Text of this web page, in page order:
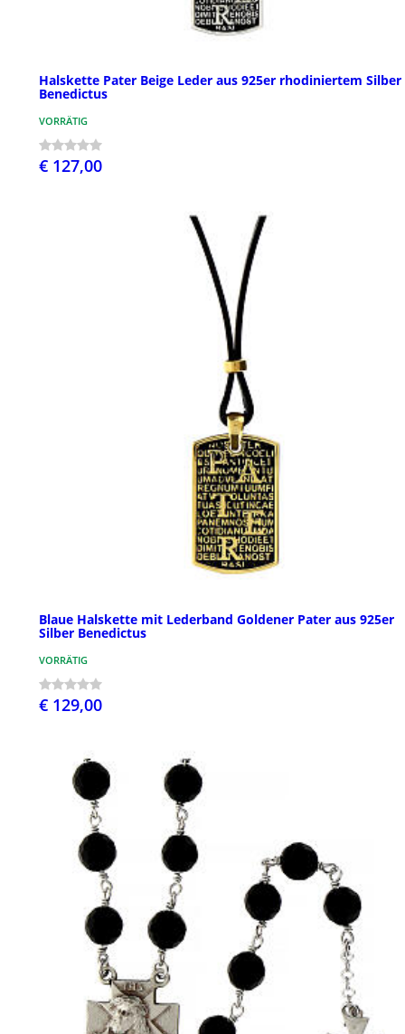
Halskette Pater Beige Leder aus 925er rhodiniertem Silber
Benedictus
VORRÄTIG
€ 127,00
Blaue Halskette mit Lederband Goldener Pater aus 925er
Silber Benedictus
VORRÄTIG
€ 129,00